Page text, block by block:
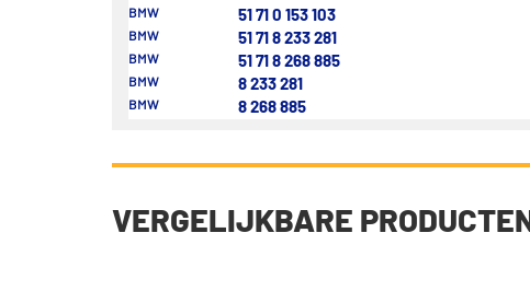
BMW 51 71 0 153 103
BMW 51 71 8 233 281
BMW 51 71 8 268 885
BMW 8 233 281
BMW 8 268 885
VERGELIJKBARE PRODUCTEN